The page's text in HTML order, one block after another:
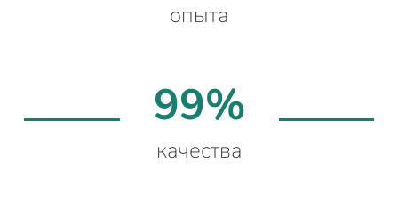
опыта
99%
качества